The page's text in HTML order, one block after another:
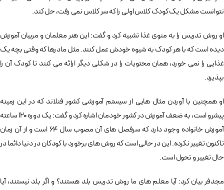
نتوانست مشکل یک کودک کلاس اولی را که سر کلاس نمی رفت، حل کند.
او روش تدریس را به منوی غذا تشبیه کرد و گفت: این هنر معلمان و مربیان آموزش
دیده است که با هر کودک به شیوه خودش عمل کنند. مثل مادرها که وقتی بچه یک
غذایی را نمی خورد، همان محتویات را در شکلی دیگر ارائه می کنند تا کودک آن را
بپذیرد.
او همچنین با آوردن مثال هایی از سیستم آموزشی کشور فنلاند که در این زمینه
پیشرو است، به ضعف آموزش در کشور خودمان اشاره کرد و گفت: یک دوره 120 ساعته
آموزش خانواده وجود دارد که سرفصل های آن مصوب سال 64 است و از آن زمان
تاکنون تغییر نکرده. این در حالی است که روش های برخورد با کودکان در دنیا دائما در
حال تغییر و تحول است.
مجدفر بیان کرد: آیا معلم های ما روش تدریس بلد هستند؟ و اگر بلد نیستند، آیا